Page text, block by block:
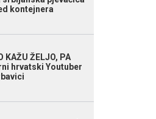
kontejnera
KAŽU ŽELJO, PA
hrvatski Youtuber